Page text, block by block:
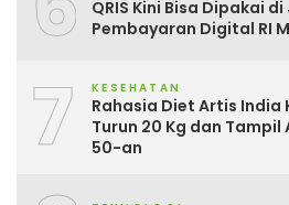
QRIS Kini Bisa Dipakai
Pembayaran Digital RI
7 KESEHATAN
Rahasia Diet Artis India
Turun 20 Kg dan Tampil
50-an